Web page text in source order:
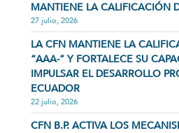
MANTIENE LA CALIFICACIÓN
27 julio, 2026
LA CFN MANTIENE LA
“AAA-” Y FORTALECE SU
IMPULSAR EL DESARROLLO
ECUADOR
22 julio, 2026
CFN B.P. ACTIVA LOS